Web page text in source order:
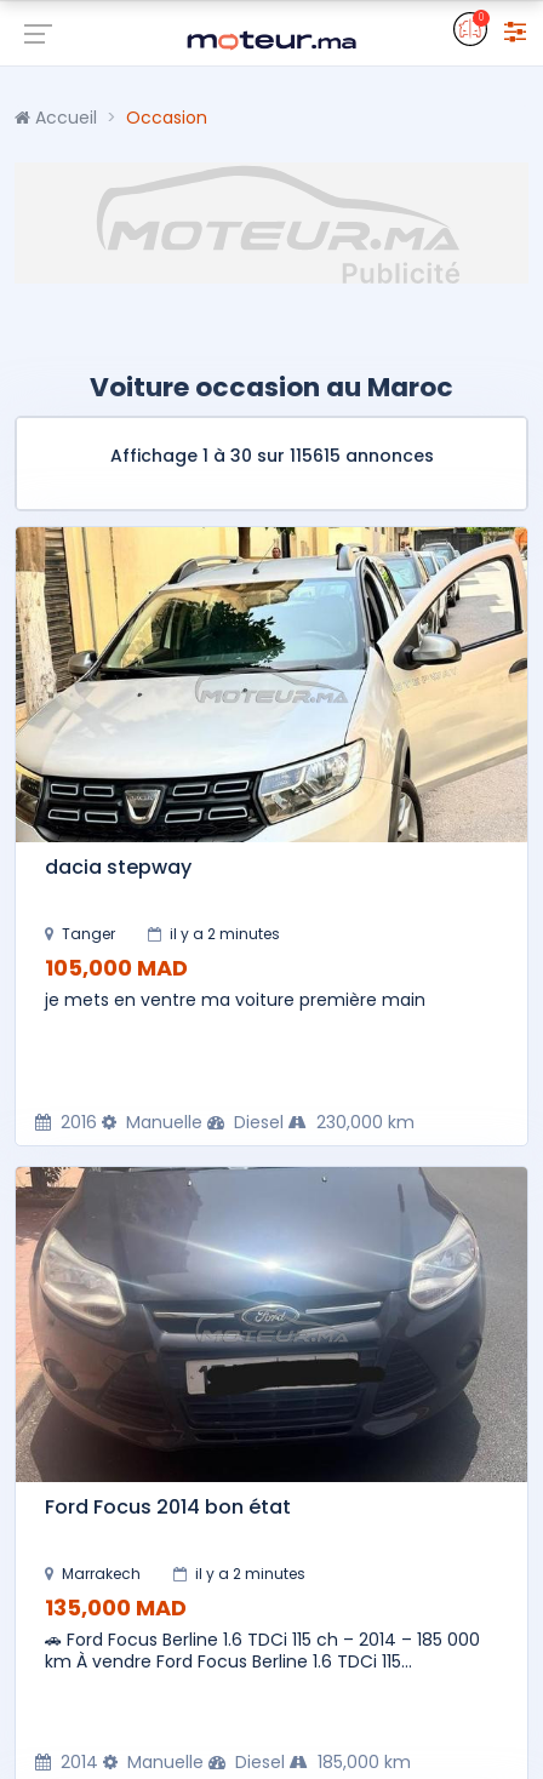
0
Accueil Occasion
Voiture occasion au Maroc
Affichage 1 à 30 sur 115615 annonces
dacia stepway
Tanger il y a 2 minutes
105,000 MAD
je mets en ventre ma voiture première main
2016 Manuelle Diesel 230,000 km
Ford Focus 2014 bon état
Marrakech il y a 2 minutes
135,000 MAD
🚗 Ford Focus Berline 1.6 TDCi 115 ch – 2014 – 185 000
km À vendre Ford Focus Berline 1.6 TDCi 115...
2014 Manuelle Diesel 185,000 km